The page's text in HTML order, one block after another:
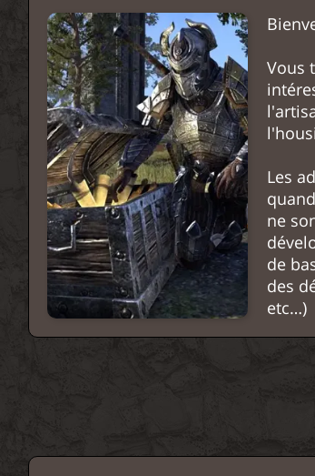
Vous
Les
ne
de
des
etc…)